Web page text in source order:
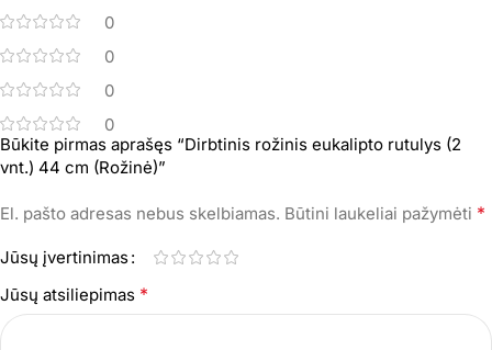
0
0
0
0
Būkite pirmas aprašęs “Dirbtinis rožinis eukalipto rutulys (2
vnt.) 44 cm (Rožinė)”
El. pašto adresas nebus skelbiamas. Būtini laukeliai pažymėti *
Jūsų įvertinimas
Jūsų atsiliepimas *